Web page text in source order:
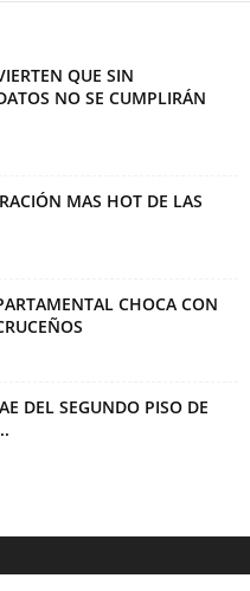
QUE SIN
NO SE CUMPLIRÁN
MAS HOT DE LAS
CHOCA CON
DEL SEGUNDO PISO DE